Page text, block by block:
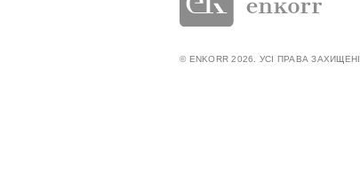
© ENKORR 2026. УСІ ПРАВА ЗАХИЩЕНІ.